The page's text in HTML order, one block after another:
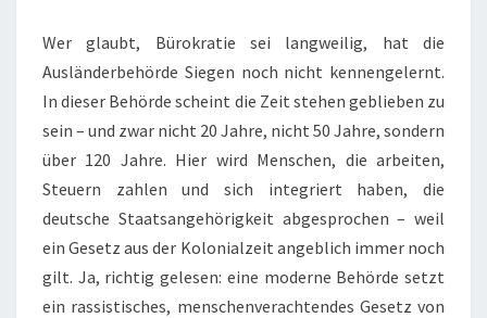
HÖRT
ZU
Wer glaubt, Bürokratie sei langweilig, hat die
Ausländerbehörde Siegen noch nicht kennengelernt.
In dieser Behörde scheint die Zeit stehen geblieben zu
sein – und zwar nicht 20 Jahre, nicht 50 Jahre, sondern
über 120 Jahre. Hier wird Menschen, die arbeiten,
Steuern zahlen und sich integriert haben, die
deutsche Staatsangehörigkeit abgesprochen – weil
ein Gesetz aus der Kolonialzeit angeblich immer noch
gilt. Ja, richtig gelesen: eine moderne Behörde setzt
ein rassistisches, menschenverachtendes Gesetz von